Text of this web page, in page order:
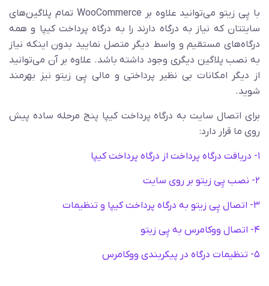
با پِی زیتو می‌توانید علاوه بر WooCommerce تمام پلاگین‌های
سایتتان که نیاز به درگاه دارند را به درگاه پرداخت کیپا و همه
درگاه‌های مستقیم و واسط دیگر متصل نمایید بدون اینکه نیاز
به نصب پلاگین دیگری وجود داشته باشد. علاوه بر آن می‌توانید
از دیگر امکانات بی نظیر پرداختی و مالی پِی زیتو نیز بهرمند
شوید.
برای اتصال سایت به درگاه پرداخت کیپا پنج مرحله ساده پیش
روی ما قرار دارد:
۱- دریافت درگاه پرداخت از درگاه پرداخت کیپا
۲- نصب پِی زیتو بر روی سایت
۳- اتصال پِی زیتو به درگاه پرداخت کیپا و تنظیمات
۴- اتصال ووکامرس به پِی زیتو
۵- تنظیمات درگاه در پیکربندی ووکامرس